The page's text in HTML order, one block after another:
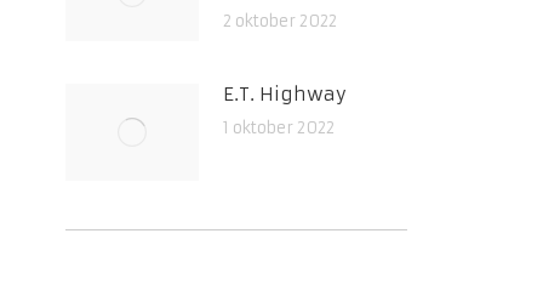
2 oktober 2022
E.T. Highway
1 oktober 2022